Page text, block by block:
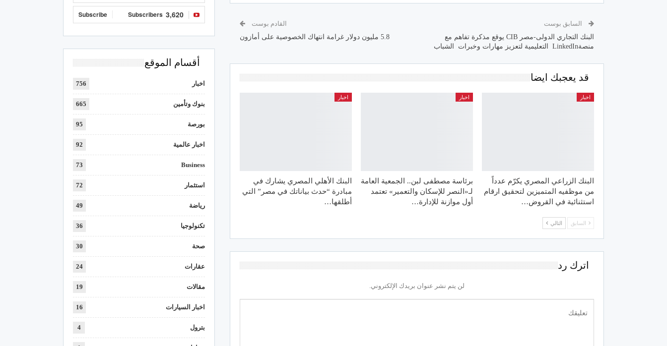
السابق بوست
البنك التجاري الدولى-مصر CIB يوقع مذكرة تفاهم مع
منصةLinkedIn التعليمية لتعزيز مهارات وخبرات الشباب
القادم بوست
5.8 مليون دولار غرامة انتهاك الخصوصية على أمازون
قد يعجبك ايضا
اخبار
البنك الزراعي المصري يكرّم عدداً
من موظفيه المتميزين لتحقيق ارقام
استثنائية في القروض…
اخبار
برئاسة مصطفى لبن.. الجمعية العامة
لـ«النصر للإسكان والتعمير» تعتمد
أول موازنة للإدارة…
اخبار
البنك الأهلي المصري يشارك في
مبادرة “حدث بياناتك في مصر” التي
أطلقها…
السابق التالي
اترك رد
لن يتم نشر عنوان بريدك الإلكتروني.
3,620
Subscribers
Subscribe
أقسام الموقع
اخبار 756
بنوك وتأمين 665
بورصة 95
اخبار عالمية 92
Business
73
استثمار 72
رياضة 49
تكنولوجيا 36
صحة 30
عقارات 24
مقالات 19
اخبار السيارات 16
بترول 4